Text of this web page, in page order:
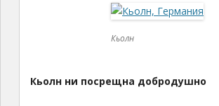
Кьолн
Кьолн ни посрещна добродушно